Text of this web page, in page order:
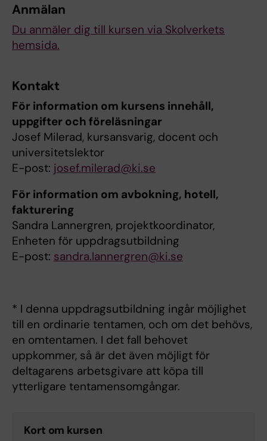
Anmälan
Du anmäler dig till kursen via Skolverkets
hemsida.
Kontakt
För information om kursens innehåll,
uppgifter och föreläsningar
Josef Milerad, kursansvarig, docent och
universitetslektor
E-post: josef.milerad@ki.se
För information om avbokning, hotell,
fakturering
Sandra Lannergren, projektkoordinator,
Enheten för uppdragsutbildning
E-post: sandra.lannergren@ki.se
* I denna uppdragsutbildning ingår möjlighet
till en ordinarie tentamen, och om det behövs,
en omtentamen. I det fall behovet
uppkommer, så är det även möjligt för
deltagarens arbetsgivare att köpa till
ytterligare tentamensomgångar.
Kort om kursen